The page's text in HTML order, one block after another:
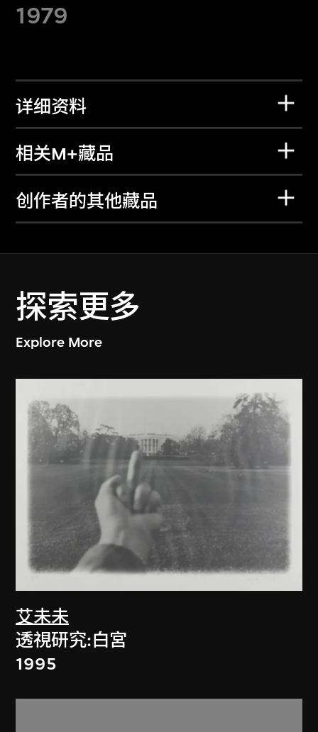
1979
详细资料
相关M+藏品
创作者的其他藏品
探索更多
Explore More
艾未未
透視研究:白宮
1995